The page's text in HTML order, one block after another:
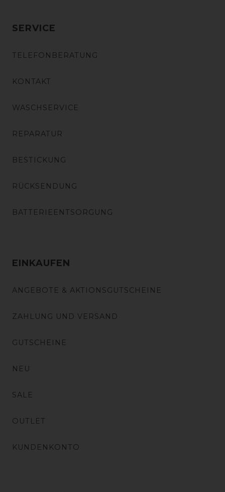
SERVICE
TELEFONBERATUNG
KONTAKT
WASCHSERVICE
REPARATUR
BESTICKUNG
RÜCKSENDUNG
BATTERIEENTSORGUNG
EINKAUFEN
ANGEBOTE & AKTIONSGUTSCHEINE
ZAHLUNG UND VERSAND
GUTSCHEINE
NEU
SALE
OUTLET
KUNDENKONTO